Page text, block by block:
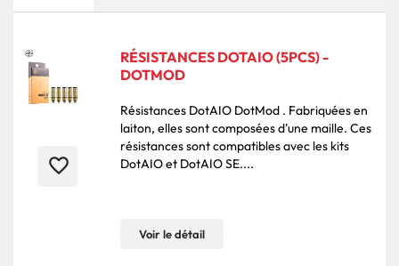
favorite_border
RÉSISTANCES DOTAIO (5PCS) -
DOTMOD
Résistances DotAIO DotMod . Fabriquées en
laiton, elles sont composées d'une maille. Ces
résistances sont compatibles avec les kits
DotAIO et DotAIO SE....
Voir le détail